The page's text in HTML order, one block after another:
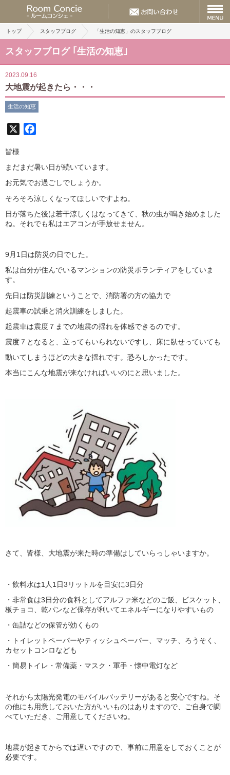
トップ スタッフブログ 「生活の知恵」のスタッフブログ
スタッフブログ ｢生活の知恵｣
2023.09.16
大地震が起きたら・・・
生活の知恵
皆様
まだまだ暑い日が続いています。
お元気でお過ごしでしょうか。
そろそろ涼しくなってほしいですよね。
日が落ちた後は若干涼しくはなってきて、秋の虫が鳴き始めました
ね。それでも私はエアコンが手放せません。
9月1日は防災の日でした。
私は自分が住んでいるマンションの防災ボランティアをしていま
す。
先日は防災訓練ということで、消防署の方の協力で
起震車の試乗と消火訓練をしました。
起震車は震度７までの地震の揺れを体感できるのです。
震度７となると、立ってもいられないですし、床に臥せっていても
動いてしまうほどの大きな揺れです。恐ろしかったです。
本当にこんな地震が来なければいいのにと思いました。
さて、皆様、大地震が来た時の準備はしていらっしゃいますか。
・飲料水は1人1日3リットルを目安に3日分
・非常食は3日分の食料としてアルファ米などのご飯、ビスケット、
板チョコ、乾パンなど保存が利いてエネルギーになりやすいもの
・缶詰などの保管が効くもの
・
トイレットペーパーやティッシュペーパー、マッチ、ろうそく、
カセットコンロなども
・簡易トイレ・常備薬・マスク・軍手・懐中電灯など
それから太陽光発電のモバイルバッテリーがあると安心ですね。そ
の他にも用意しておいた方がいいものはありますので、ご自身で調
べていただき、ご用意してくださいね。
地震が起きてからでは遅いですので、事前に用意をしておくことが
必要です。